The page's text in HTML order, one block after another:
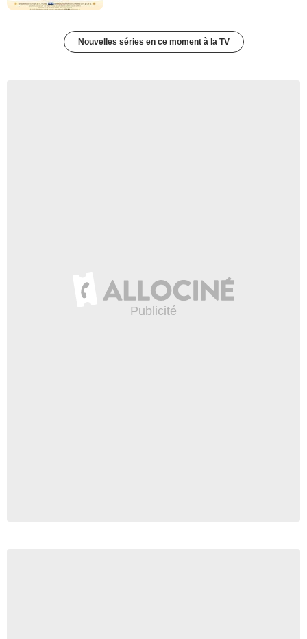
Nouvelles séries en ce moment à la TV